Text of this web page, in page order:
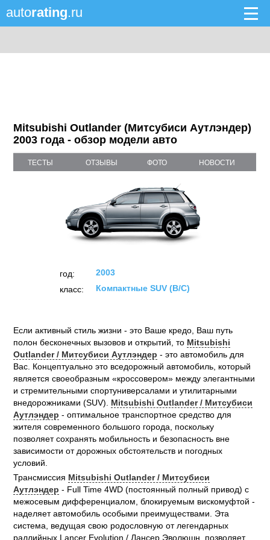
autorating.ru
Mitsubishi Outlander (Митсубиси Аутлэндер)
2003 года - обзор модели авто
ТЕСТЫ ОТЗЫВЫ ФОТО НОВОСТИ
год:
2003
класс:
Компактные SUV (B/C)
Если активный стиль жизни - это Ваше кредо, Ваш путь
полон бесконечных вызовов и открытий, то Mitsubishi
Outlander / Митсубиси Аутлэндер - это автомобиль для
Вас. Концептуально это вседорожный автомобиль, который
является своеобразным «кроссовером» между элегантными
и стремительными спортуниверсалами и утилитарными
внедорожниками (SUV). Mitsubishi Outlander / Митсубиси
Аутлэндер - оптимальное транспортное средство для
жителя современного большого города, поскольку
позволяет сохранять мобильность и безопасность вне
зависимости от дорожных обстоятельств и погодных
условий.
Трансмиссия Mitsubishi Outlander / Митсубиси
Аутлэндер - Full Time 4WD (постоянный полный привод) с
межосевым дифференциалом, блокируемым вискомуфтой -
наделяет автомобиль особыми преимуществами. Эта
система, ведущая свою родословную от легендарных
раллийных Lancer Evolution / Лансер Эволюшн, позволяет